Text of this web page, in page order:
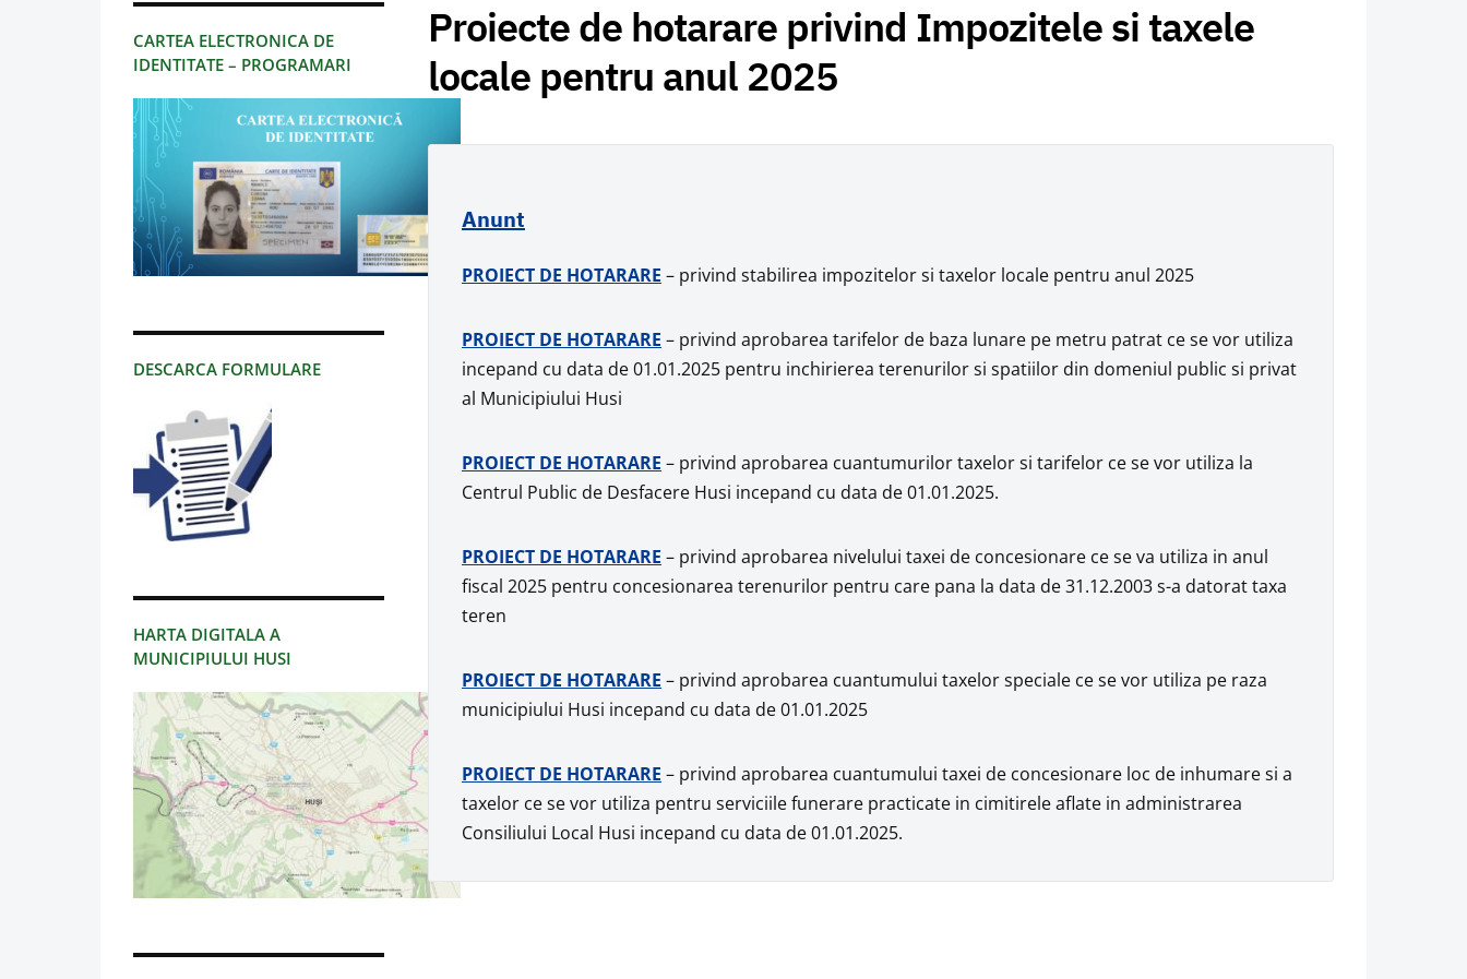
CARTEA ELECTRONICA DE
IDENTITATE – PROGRAMARI
DESCARCA FORMULARE
HARTA DIGITALA A
MUNICIPIULUI HUSI
Proiecte de hotarare privind Impozitele si taxele
locale pentru anul 2025
Anunt
PROIECT DE HOTARARE – privind stabilirea impozitelor si taxelor locale pentru anul 2025
PROIECT DE HOTARARE – privind aprobarea tarifelor de baza lunare pe metru patrat ce se vor utiliza
incepand cu data de 01.01.2025 pentru inchirierea terenurilor si spatiilor din domeniul public si privat
al Municipiului Husi
PROIECT DE HOTARARE – privind aprobarea cuantumurilor taxelor si tarifelor ce se vor utiliza la
Centrul Public de Desfacere Husi incepand cu data de 01.01.2025.
PROIECT DE HOTARARE – privind aprobarea nivelului taxei de concesionare ce se va utiliza in anul
fiscal 2025 pentru concesionarea terenurilor pentru care pana la data de 31.12.2003 s-a datorat taxa
teren
PROIECT DE HOTARARE – privind aprobarea cuantumului taxelor speciale ce se vor utiliza pe raza
municipiului Husi incepand cu data de 01.01.2025
PROIECT DE HOTARARE – privind aprobarea cuantumului taxei de concesionare loc de inhumare si a
taxelor ce se vor utiliza pentru serviciile funerare practicate in cimitirele aflate in administrarea
Consiliului Local Husi incepand cu data de 01.01.2025.